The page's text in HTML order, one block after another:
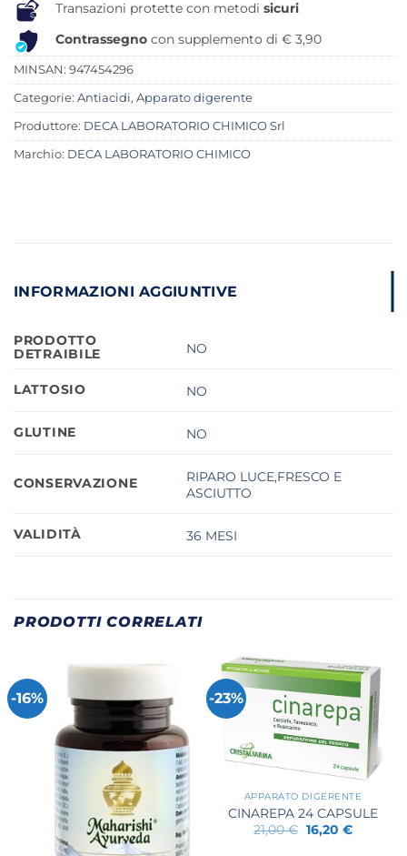
Transazioni protette con metodi sicuri
Contrassegno con supplemento di € 3,90
MINSAN: 947454296
Categorie: Antiacidi, Apparato digerente
Produttore: DECA LABORATORIO CHIMICO Srl
Marchio: DECA LABORATORIO CHIMICO
INFORMAZIONI AGGIUNTIVE
PRODOTTO
DETRAIBILE
NO
LATTOSIO NO
GLUTINE NO
CONSERVAZIONE
RIPARO LUCE,FRESCO E
ASCIUTTO
VALIDITÀ 36 MESI
PRODOTTI CORRELATI
-16% -23%
APPARATO DIGERENTE
CINAREPA 24 CAPSULE
21,00€ Il
prezzo
16,20 €Il